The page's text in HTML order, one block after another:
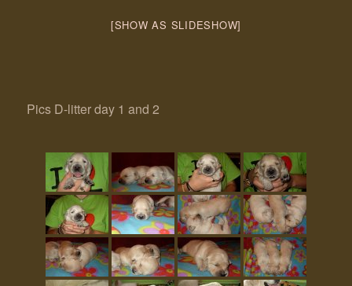
[SHOW AS SLIDESHOW]
Pics D-litter day 1 and 2